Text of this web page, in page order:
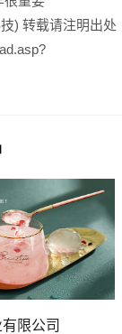
) 转载请注明出处
限公司